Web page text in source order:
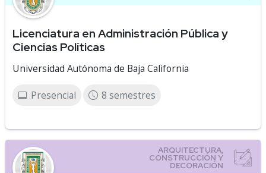
Licenciatura en Administración Pública y
Ciencias Políticas
Universidad Autónoma de Baja California
Presencial 8 semestres